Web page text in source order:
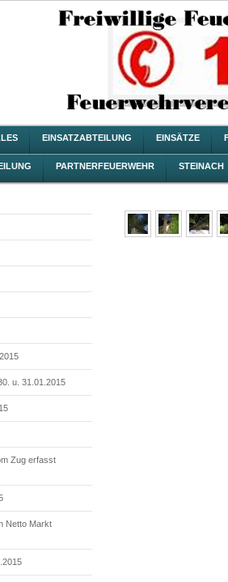
EINSATZABTEILUNG EINSÄTZE
PARTNERFEUERWEHR STEINACH
u. 31.01.2015
Zug erfasst
Netto Markt